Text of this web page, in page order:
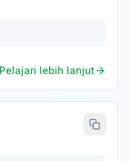
Pelajari lebih lanjut